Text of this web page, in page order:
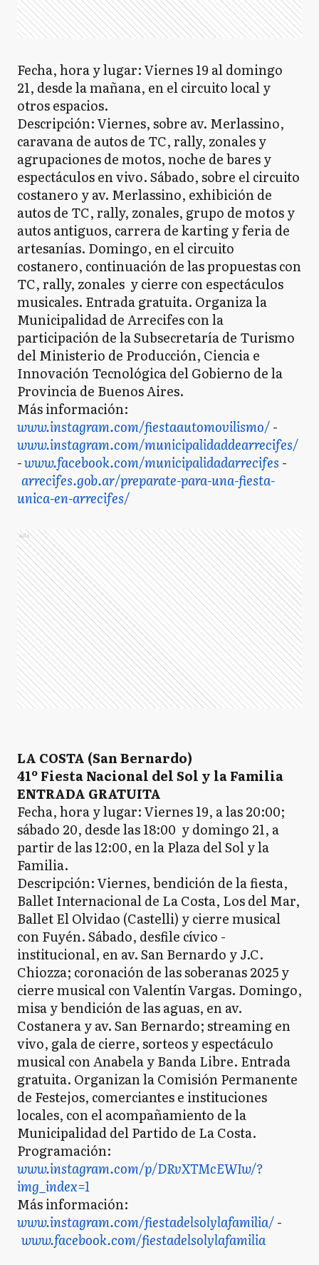
Fecha, hora y lugar: Viernes 19 al domingo
21, desde la mañana, en el circuito local y
otros espacios.
Descripción: Viernes, sobre av. Merlassino,
caravana de autos de TC, rally, zonales y
agrupaciones de motos, noche de bares y
espectáculos en vivo. Sábado, sobre el circuito
costanero y av. Merlassino, exhibición de
autos de TC, rally, zonales, grupo de motos y
autos antiguos, carrera de karting y feria de
artesanías. Domingo, en el circuito
costanero, continuación de las propuestas con
TC, rally, zonales y cierre con espectáculos
musicales. Entrada gratuita. Organiza la
Municipalidad de Arrecifes con la
participación de la Subsecretaría de Turismo
del Ministerio de Producción, Ciencia e
Innovación Tecnológica del Gobierno de la
Provincia de Buenos Aires.
Más información:
www.instagram.com/fiestaautomovilismo/-
www.instagram.com/municipalidaddearrecifes/
-www.facebook.com/municipalidadarrecifes -
arrecifes.gob.ar/preparate-para-una-fiesta-
unica-en-arrecifes/
Ads
LA COSTA (San Bernardo)
41º Fiesta Nacional del Sol y la Familia
ENTRADA GRATUITA
Fecha, hora y lugar: Viernes 19, a las 20:00;
sábado 20, desde las 18:00 y domingo 21, a
partir de las 12:00, en la Plaza del Sol y la
Familia.
Descripción: Viernes, bendición de la fiesta,
Ballet Internacional de La Costa, Los del Mar,
Ballet El Olvidao (Castelli) y cierre musical
con Fuyén. Sábado, desfile cívico -
institucional, en av. San Bernardo y J.C.
Chiozza; coronación de las soberanas 2025 y
cierre musical con Valentín Vargas. Domingo,
misa y bendición de las aguas, en av.
Costanera y av. San Bernardo; streaming en
vivo, gala de cierre, sorteos y espectáculo
musical con Anabela y Banda Libre. Entrada
gratuita. Organizan la Comisión Permanente
de Festejos, comerciantes e instituciones
locales, con el acompañamiento de la
Municipalidad del Partido de La Costa.
Programación:
www.instagram.com/p/DRvXTMcEWIw/?
img_index=1
Más información:
www.instagram.com/fiestadelsolylafamilia/-
www.facebook.com/fiestadelsolylafamilia